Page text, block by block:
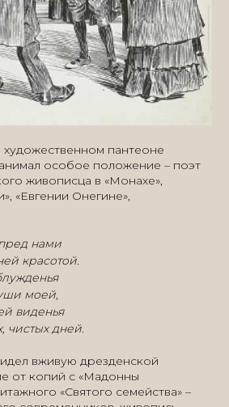
пантеоне
особое положение – поэт
живописца в «Монахе»,
«Евгении Онегине»,
нами
красотой.
моей,
виденья
чистых дней.
вживую дрезденской
от копий с «Мадонны
«Святого семейства» –